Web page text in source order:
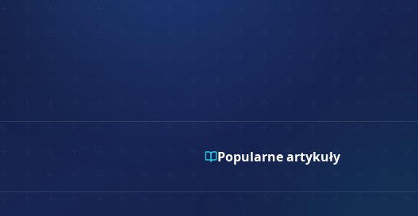
Popularne artykuły